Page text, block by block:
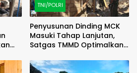
TNI/POLRI
Penyusunan Dinding MCK
Masuki Tahap Lanjutan,
Satgas TMMD Optimalkan